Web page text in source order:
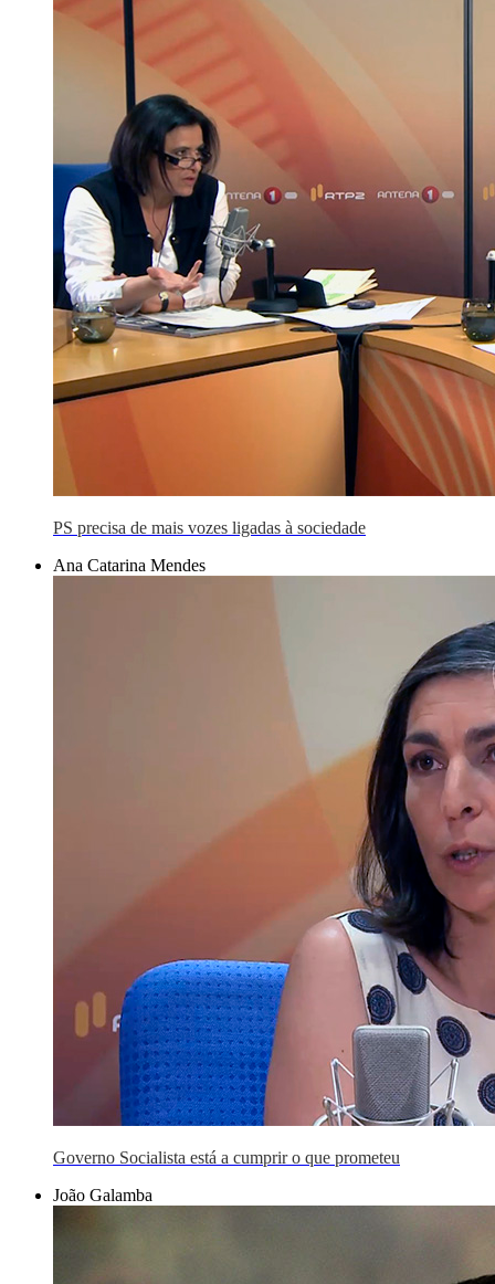
PS precisa de mais vozes ligadas à sociedade
Ana Catarina Mendes
Governo Socialista está a cumprir o que prometeu
João Galamba